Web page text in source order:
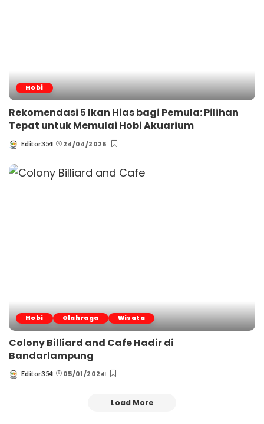
Hobi
Rekomendasi 5 Ikan Hias bagi Pemula: Pilihan
Tepat untuk Memulai Hobi Akuarium
Posted
Editor354 24/04/2026
Hobi Olahraga Wisata
Colony Billiard and Cafe Hadir di
Bandarlampung
Posted
Editor354 05/01/2024
Load More